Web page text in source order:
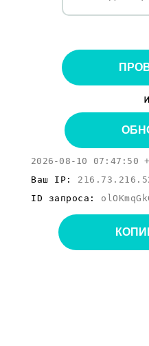
2026-08-10 07:47:50
Ваш IP:
ID запроса: